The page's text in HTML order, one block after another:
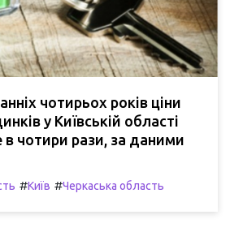
чотирьох років ціни
у Київській області
чотири рази, за даними
#Київ #Черкаська область